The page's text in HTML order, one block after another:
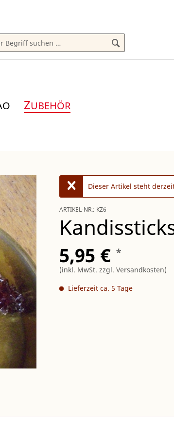
ZUBEHÖR
Dieser Artikel steht
ARTIKEL-NR.: KZ6
5,95 € *
(inkl. MwSt.zzgl. Versandkosten)
Lieferzeit ca. 5 Tage